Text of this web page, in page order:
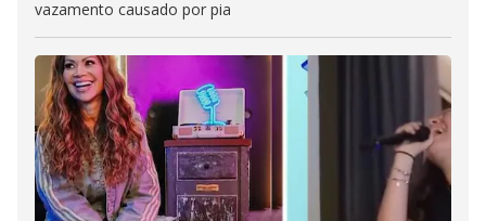
vazamento causado por pia